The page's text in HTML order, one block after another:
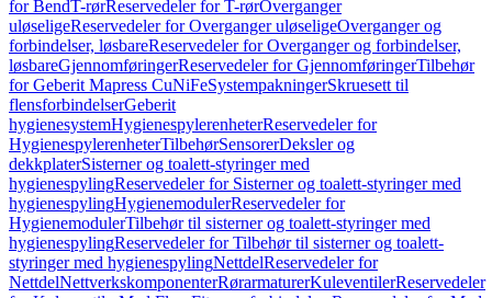
for BendT-rørReservedeler for T-rørOverganger
uløseligeReservedeler for Overganger uløseligeOverganger og
forbindelser, løsbareReservedeler for Overganger og forbindelser,
løsbareGjennomføringerReservedeler for GjennomføringerTilbehør
for Geberit Mapress CuNiFeSystempakningerSkruesett til
flensforbindelserGeberit
hygienesystemHygienespylerenheterReservedeler for
HygienespylerenheterTilbehørSensorerDeksler og
dekkplaterSisterner og toalett-styringer med
hygienespylingReservedeler for Sisterner og toalett-styringer med
hygienespylingHygienemodulerReservedeler for
HygienemodulerTilbehør til sisterner og toalett-styringer med
hygienespylingReservedeler for Tilbehør til sisterner og toalett-
styringer med hygienespylingNettdelReservedeler for
NettdelNettverkskomponenterRørarmaturerKuleventilerReservedeler